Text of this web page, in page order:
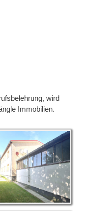
wird
Immobilien.